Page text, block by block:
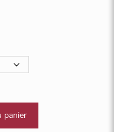
panier